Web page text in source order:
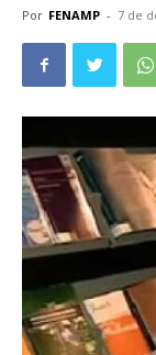
Por FENAMP - 7 de